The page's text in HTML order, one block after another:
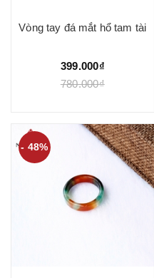
Vòng tay đá mắt hổ tam tài
399.000₫
780.000₫
- 48%